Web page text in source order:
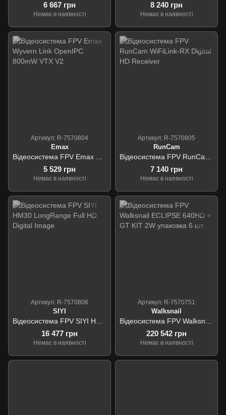
6 667 грн
Немає в наявності
8 240 грн
Немає в наявності
Артикул: R-7570804
Emax
5 529 грн
Немає в наявності
Артикул: R-7570805
RunCam
7 140 грн
Немає в наявності
Артикул: R-7570806
SIYI
16 477 грн
Немає в наявності
Артикул: R-7570751
Walksnail
220 542 грн
Немає в наявності